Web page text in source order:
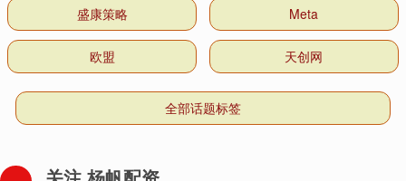
盛康策略 Meta
欧盟 天创网
全部话题标签